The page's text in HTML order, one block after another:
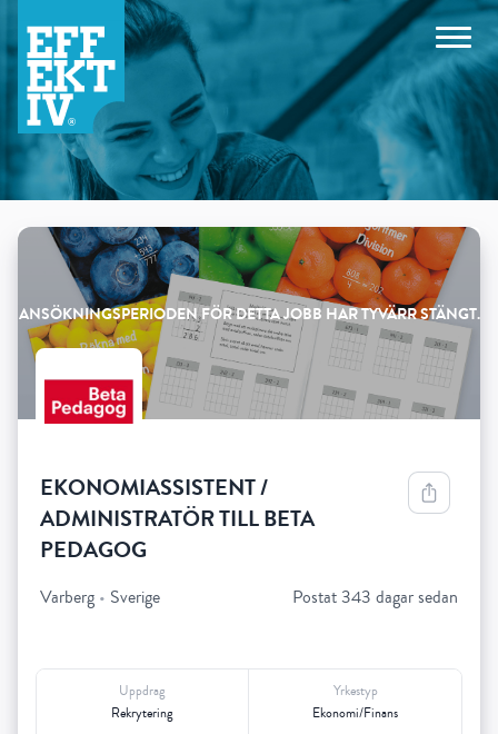
Products
EKONOMIASSISTENT /
ADMINISTRATÖR TILL BETA
PEDAGOG
Varberg • Sverige Postat 343 dagar sedan
Rekrytering
Uppdrag
Ekonomi/Finans
Yrkestyp